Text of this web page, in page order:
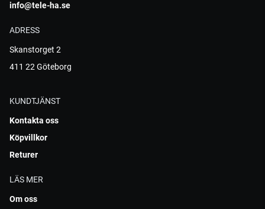
info@tele-ha.se
ADRESS
Skanstorget 2
411 22 Göteborg
KUNDTJÄNST
Kontakta oss
Köpvillkor
Returer
LÄS MER
Om oss